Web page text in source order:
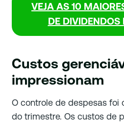
VEJA AS 10
DE DIVIDENDOS
Custos
impressionam
O controle de despesas foi
do trimestre. Os custos de